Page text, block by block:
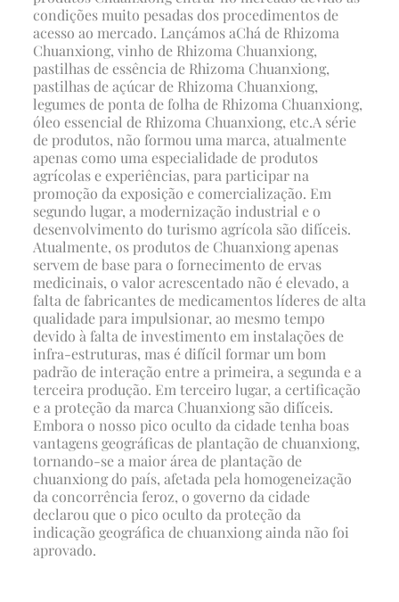
condições muito pesadas dos procedimentos de
acesso ao mercado. Lançámos aChá de Rhizoma
Chuanxiong, vinho de Rhizoma Chuanxiong,
pastilhas de essência de Rhizoma Chuanxiong,
pastilhas de açúcar de Rhizoma Chuanxiong,
legumes de ponta de folha de Rhizoma Chuanxiong,
óleo essencial de Rhizoma Chuanxiong, etc.A série
de produtos, não formou uma marca, atualmente
apenas como uma especialidade de produtos
agrícolas e experiências, para participar na
promoção da exposição e comercialização. Em
segundo lugar, a modernização industrial e o
desenvolvimento do turismo agrícola são difíceis.
Atualmente, os produtos de Chuanxiong apenas
servem de base para o fornecimento de ervas
medicinais, o valor acrescentado não é elevado, a
falta de fabricantes de medicamentos líderes de alta
qualidade para impulsionar, ao mesmo tempo
devido à falta de investimento em instalações de
infra-estruturas, mas é difícil formar um bom
padrão de interação entre a primeira, a segunda e a
terceira produção. Em terceiro lugar, a certificação
e a proteção da marca Chuanxiong são difíceis.
Embora o nosso pico oculto da cidade tenha boas
vantagens geográficas de plantação de chuanxiong,
tornando-se a maior área de plantação de
chuanxiong do país, afetada pela homogeneização
da concorrência feroz, o governo da cidade
declarou que o pico oculto da proteção da
indicação geográfica de chuanxiong ainda não foi
aprovado.